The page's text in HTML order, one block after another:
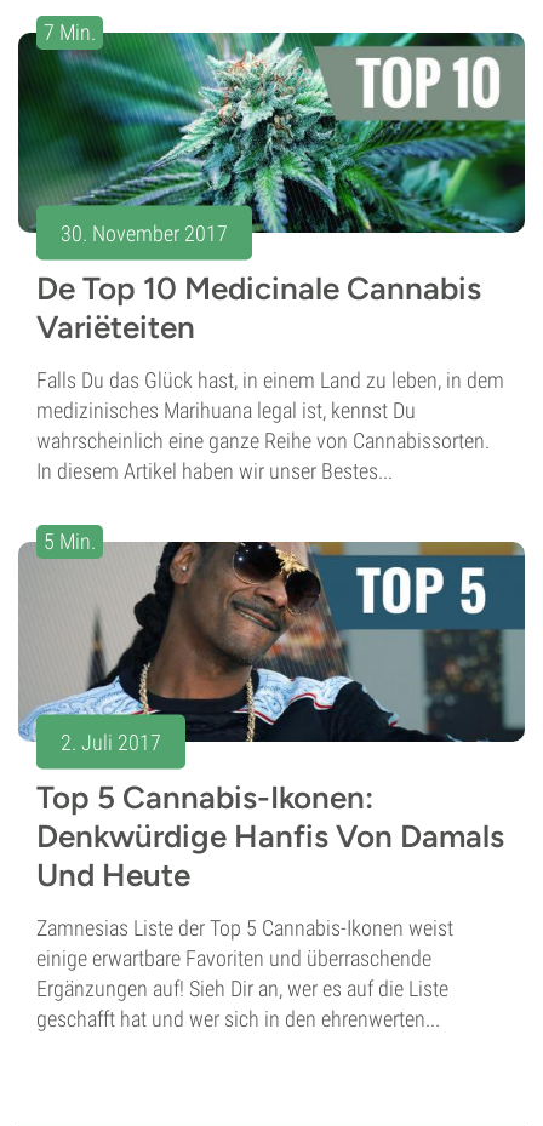
7 Min.
30. November 2017
De Top 10 Medicinale Cannabis
Variëteiten
Falls Du das Glück hast, in einem Land zu leben, in dem
medizinisches Marihuana legal ist, kennst Du
wahrscheinlich eine ganze Reihe von Cannabissorten.
In diesem Artikel haben wir unser Bestes...
5 Min.
2. Juli 2017
Top 5 Cannabis-Ikonen:
Denkwürdige Hanfis Von Damals
Und Heute
Zamnesias Liste der Top 5 Cannabis-Ikonen weist
einige erwartbare Favoriten und überraschende
Ergänzungen auf! Sieh Dir an, wer es auf die Liste
geschafft hat und wer sich in den ehrenwerten...